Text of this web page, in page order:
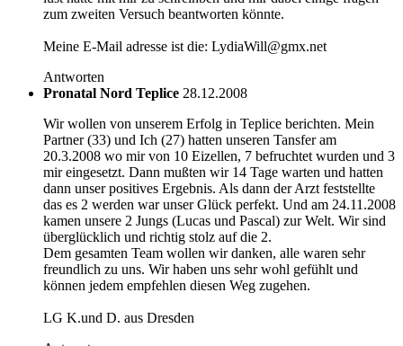
zum zweiten Versuch beantworten könnte.
Meine E-Mail adresse ist die: LydiaWill@gmx.net
Antworten
Pronatal Nord Teplice 28.12.2008
Wir wollen von unserem Erfolg in Teplice berichten. Mein
Partner (33) und Ich (27) hatten unseren Tansfer am
20.3.2008 wo mir von 10 Eizellen, 7 befruchtet wurden und 3
mir eingesetzt. Dann mußten wir 14 Tage warten und hatten
dann unser positives Ergebnis. Als dann der Arzt feststellte
das es 2 werden war unser Glück perfekt. Und am 24.11.2008
kamen unsere 2 Jungs (Lucas und Pascal) zur Welt. Wir sind
überglücklich und richtig stolz auf die 2.
Dem gesamten Team wollen wir danken, alle waren sehr
freundlich zu uns. Wir haben uns sehr wohl gefühlt und
können jedem empfehlen diesen Weg zugehen.
LG K.und D. aus Dresden